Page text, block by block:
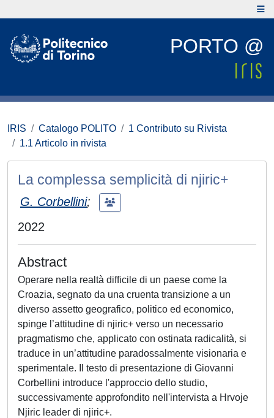
PORTO @
IRIS Catalogo POLITO
1 Contributo su Rivista
1.1 Articolo in rivista
La complessa semplicità di njiric+
G. Corbellini;
2022
Abstract
Operare nella realtà difficile di un paese come la
Croazia, segnato da una cruenta transizione a un
diverso assetto geografico, politico ed economico,
spinge l’attitudine di njiric+ verso un necessario
pragmatismo che, applicato con ostinata radicalità, si
traduce in un’attitudine paradossalmente visionaria e
sperimentale. Il testo di presentazione di Giovanni
Corbellini introduce l'approccio dello studio,
successivamente approfondito nell'intervista a Hrvoje
Njiric leader di njiric+.